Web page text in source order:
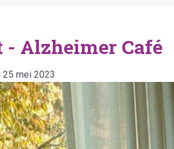
Alzheimer Café
25 mei 2023